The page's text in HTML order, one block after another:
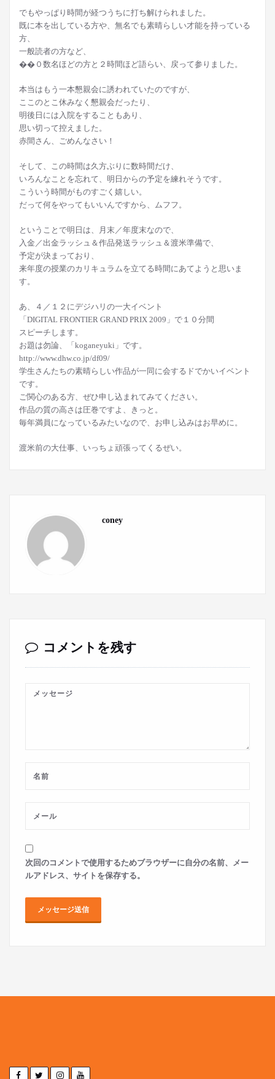
でもやっぱり時間が経つうちに打ち解けられました。
既に本を出している方や、無名でも素晴らしい才能を持っている
方、
一般読者の方など、
��０数名ほどの方と２時間ほど語らい、戻って参りました。
本当はもう一本懇親会に誘われていたのですが、
ここのとこ休みなく懇親会だったり、
明後日には入院をすることもあり、
思い切って控えました。
赤間さん、ごめんなさい！
そして、この時間は久方ぶりに数時間だけ、
いろんなことを忘れて、明日からの予定を練れそうです。
こういう時間がものすごく嬉しい。
だって何をやってもいいんですから、ムフフ。
ということで明日は、月末／年度末なので、
入金／出金ラッシュ＆作品発送ラッシュ＆渡米準備で、
予定が決まっており、
来年度の授業のカリキュラムを立てる時間にあてようと思いま
す。
あ、４／１２にデジハリの一大イベント
「DIGITAL FRONTIER GRAND PRIX 2009」で１０分間
スピーチします。
お題は勿論、「koganeyuki」です。
http://www.dhw.co.jp/df09/
学生さんたちの素晴らしい作品が一同に会するドでかいイベント
です。
ご関心のある方、ぜひ申し込まれてみてください。
作品の質の高さは圧巻ですよ、きっと。
毎年満員になっているみたいなので、お申し込みはお早めに。
渡米前の大仕事、いっちょ頑張ってくるぜい。
coney
コメントを残す
次回のコメントで使用するためブラウザーに自分の名前、メー
ルアドレス、サイトを保存する。